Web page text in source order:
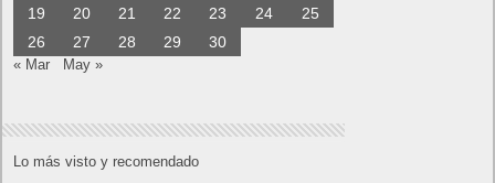
19
20 21 22 23 24
25
26
27 28 29 30
« Mar May »
Lo más visto y recomendado